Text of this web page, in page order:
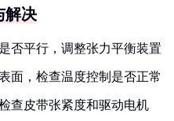
解决
否平行，调整张力平衡装置
面，检查温度控制是否正常
查皮带张紧度和驱动电机